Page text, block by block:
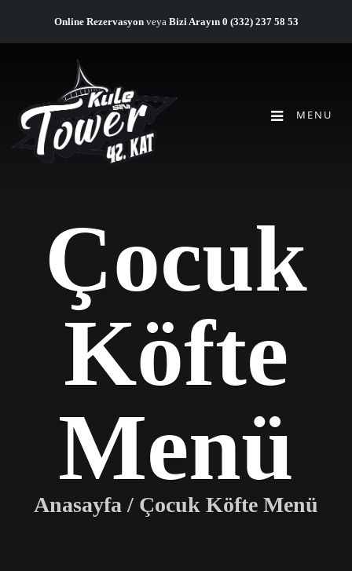
Online Rezervasyonveya Bizi Arayın 0 (332) 237 58 53
MENU
Çocuk
Köfte
Menü
Anasayfa / Çocuk Köfte Menü